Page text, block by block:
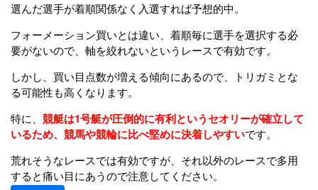
選んだ選手が着順関係なく入選すれば予想的中。
フォーメーション買いとは違い、着順毎に選手を選択する必
要がないので、軸を絞れないというレースで有効です。
しかし、買い目点数が増える傾向にあるので、トリガミとな
る可能性も高くなります。
特に、 競艇は1号艇が圧倒的に有利というセオリーが確立して
いるため、競馬や競輪に比べ堅めに決着しやすいです。
荒れそうなレースでは有効ですが、それ以外のレースで多用
すると痛い目にあうので注意してください。